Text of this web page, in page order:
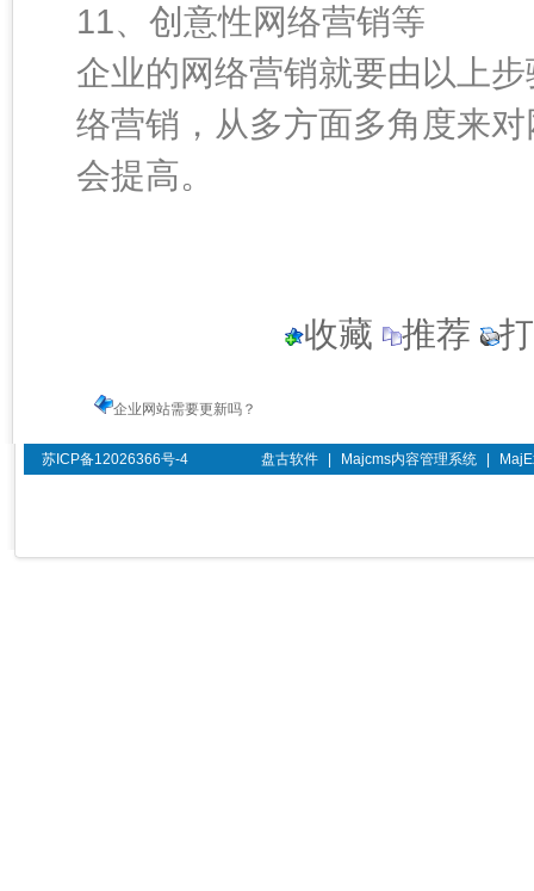
11、创意性网络营销等
企业的网络营销就要由以上
络营销，从多方面多角度来
会提高。
收藏 推荐
企业网站需要更新吗？
苏ICP备12026366号-4 盘古软件 Majcms内容管理系统